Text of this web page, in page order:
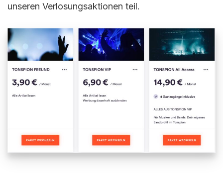
unseren Verlosungsaktionen teil.